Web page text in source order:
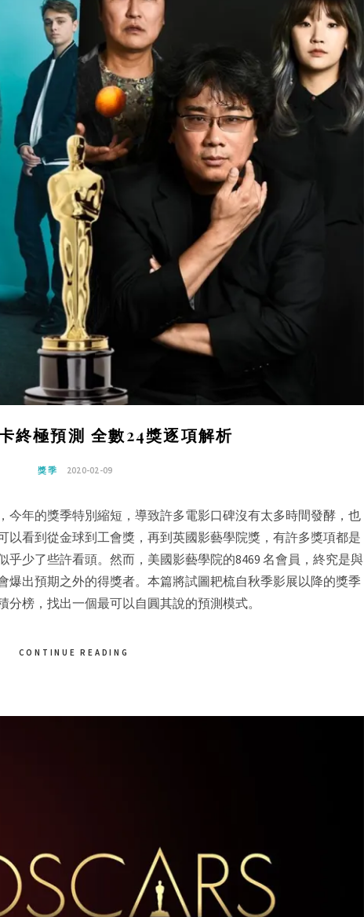
終極預測 全數24獎逐項解析
獎季 2020-02-09
今年的獎季特別縮短，導致許多電影口碑沒有太多時間發酵，也
以看到從金球到工會獎，再到英國影藝學院獎，有許多獎項都是
少了些許看頭。然而，美國影藝學院的8469 名會員，終究是與
爆出預期之外的得獎者。本篇將試圖耙梳自秋季影展以降的獎季
榜，找出一個最可以自圓其說的預測模式。
CONTINUE READING